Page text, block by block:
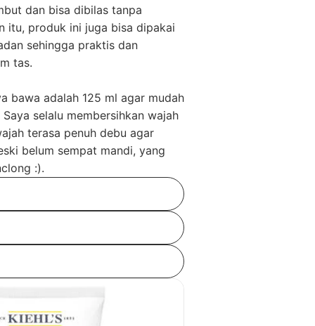
dan bisa dibilas tanpa
itu, produk ini juga bisa dipakai
sehingga praktis dan
tas.
bawa adalah 125 ml agar mudah
selalu membersihkan wajah
terasa penuh debu agar
belum sempat mandi, yang
:).